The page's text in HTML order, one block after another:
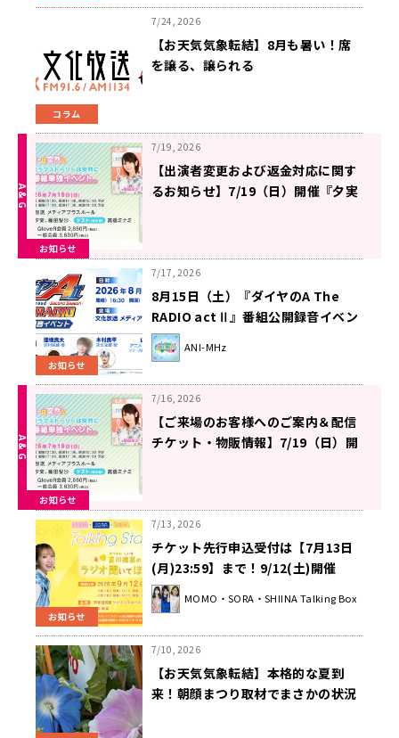
コラム
7/24, 2026
【お天気気象転結】8月も暑い！席
を譲る、譲られる
お知らせ
7/19, 2026
【出演者変更および返金対応に関す
るお知らせ】7/19（日）開催『夕実
お知らせ
7/17, 2026
8月15日（土）『ダイヤのA The
RADIO actⅡ』番組公開録音イベン
トの開催が決定！
ANI-MHz
お知らせ
7/16, 2026
【ご来場のお客様へのご案内＆配信
チケット・物販情報】7/19（日）開
お知らせ
7/13, 2026
チケット先行申込受付は【7月13日
(月)23:59】まで！9/12(土)開催
『MOMO・SORA・SHIINA Talking
Stage #3～夏川椎菜のラジオ聞いて
MOMO・SORA・SHIINA Talking Box
7/10, 2026
【お天気気象転結】本格的な夏到
来！朝顔まつり取材でまさかの状況